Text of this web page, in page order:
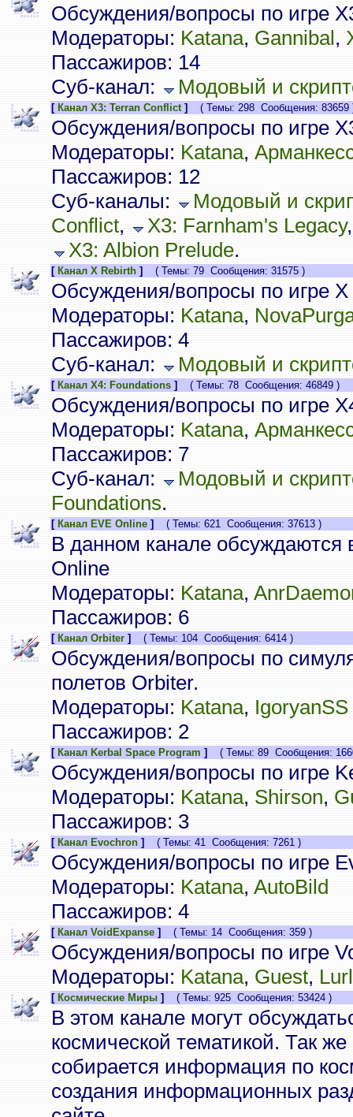
Обсуждения/вопросы по игре
Модераторы: Katana, Gannibal,
Пассажиров: 14
Суб-канал:
Модовый и
[ Канал X3: Terran Conflict] ( Темы: 298 Сообщения: 83659
Обсуждения/вопросы по игре
Модераторы: Katana,
Пассажиров: 12
Суб-каналы:
Модовый и
Conflict, X3: Farnham's Legacy
X3: Albion Prelude.
[ Канал X Rebirth ] ( Темы: 79 Сообщения: 31575 )
Обсуждения/вопросы по игре
Модераторы: Katana,
Пассажиров: 4
Суб-канал:
Модовый и
[ Канал X4: Foundations ] ( Темы: 78 Сообщения: 46849 )
Обсуждения/вопросы по игре
Модераторы: Katana,
Пассажиров: 7
Суб-канал:
Модовый и
Foundations.
[ Канал EVE Online ] ( Темы: 621 Сообщения: 37613 )
В данном канале обсуждаются
Online
Модераторы: Katana,
Пассажиров: 6
[ Канал Orbiter ] ( Темы: 104 Сообщения: 6414 )
Обсуждения/вопросы по
полетов Orbiter.
Модераторы: Katana, IgoryanSS
Пассажиров: 2
[ Канал Kerbal Space Program ] ( Темы: 89 Сообщения:
Обсуждения/вопросы по игре
Модераторы: Katana, Shirson,
Пассажиров: 3
[ Канал Evochron ] ( Темы: 41 Сообщения: 7261 )
Обсуждения/вопросы по игре
Модераторы: Katana, AutoBild
Пассажиров: 4
[ Канал VoidExpanse ] ( Темы: 14 Сообщения: 359 )
Обсуждения/вопросы по игре
Модераторы: Katana, Guest,
[ Космические Миры ] ( Темы: 925 Сообщения: 53424 )
В этом канале могут
космической тематикой. Так
собирается информация по
создания информационных